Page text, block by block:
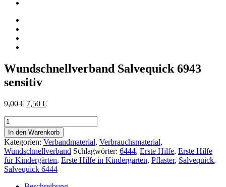
Wundschnellverband Salvequick 6943
sensitiv
9,00€ Ursprünglicher
9,00 €
7,50 €Aktueller
7,50 €.
Wundschnellverband
Salvequick
6943
sensitiv
Menge
In den Warenkorb
Kategorien: Verbandmaterial, Verbrauchsmaterial,
Wundschnellverband Schlagwörter: 6444, Erste Hilfe, Erste Hilfe
für Kindergärten, Erste Hilfe in Kindergärten, Pflaster, Salvequick,
Salvequick 6444